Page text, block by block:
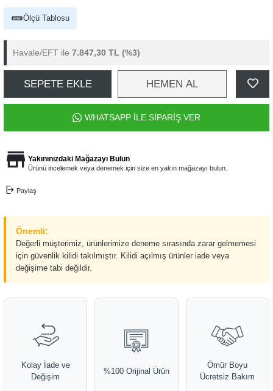
Ölçü Tablosu
Havale/EFT ile 7.847,30 TL (%3)
SEPETE EKLE HEMEN AL
WHATSAPP İLE SİPARİŞ VER
Yakınınızdaki Mağazayı Bulun
Ürünü incelemek veya denemek için size en yakın mağazayı bulun.
Paylaş
Önemli:
Değerli müşterimiz, ürünlerimize deneme sırasında zarar gelmemesi
için güvenlik kilidi takılmıştır. Kilidi açılmış ürünler iade veya
değişime tabi değildir.
Kolay İade ve
Değişim
%100 Orijinal Ürün
Ömür Boyu
Ücretsiz Bakım